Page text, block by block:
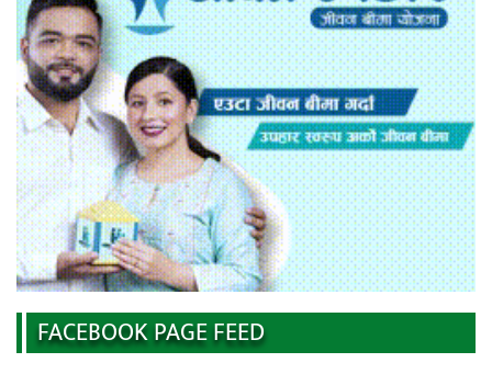
FACEBOOK PAGE FEED